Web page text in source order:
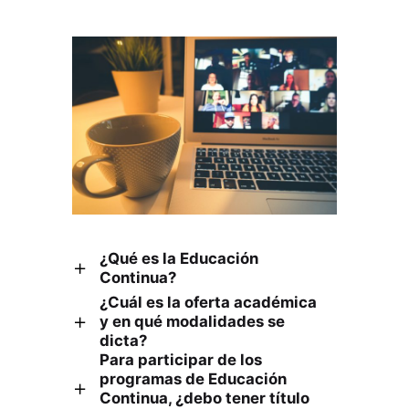
¿Qué es la Educación
Continua?
La Educación Continua es una
corriente mundial en el ámbito
educativo que favorece la formación
durante todas las etapas de la vida.
¿Cuál es la oferta académica
y en qué modalidades se
dicta?
La oferta de Educación Continua
consiste en Diplomaturas, Cursos y
Para participar de los
programas de Educación
Continua, ¿debo tener título